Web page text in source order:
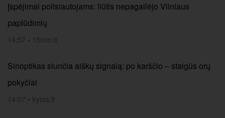
Įspėjimai poilsiautojams: liūtis nepagailėjo Vilniaus
paplūdimių
14:57 • 15min.lt
Sinoptikas siunčia aiškų signalą: po karščio – staigūs orų
pokyčiai
14:07 • lrytas.lt